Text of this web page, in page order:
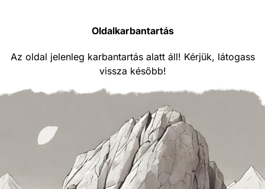
Oldalkarbantartás
Az oldal jelenleg karbantartás alatt áll! Kérjük, látogass
vissza később!